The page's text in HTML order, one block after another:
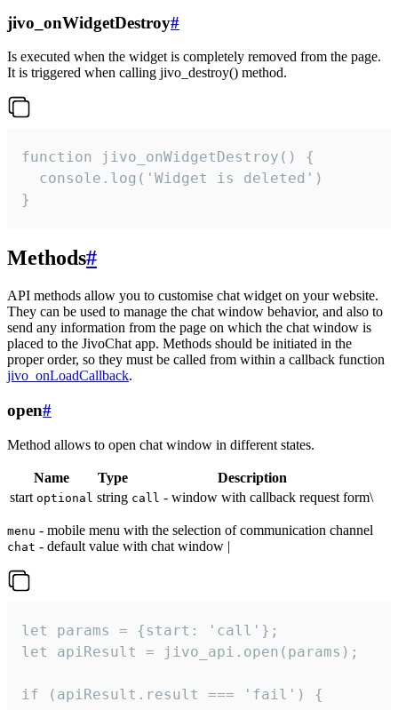
jivo_onWidgetDestroy#
Is executed when the widget is completely removed from the page.
It is triggered when calling jivo_destroy() method.
function jivo_onWidgetDestroy() {
  console.log('Widget is deleted')
}
Methods#
API methods allow you to customise chat widget on your website.
They can be used to manage the chat window behavior, and also to
send any information from the page on which the chat window is
placed to the JivoChat app. Methods should be initiated in the
proper order, so they must be called from within a callback function
jivo_onLoadCallback.
open#
Method allows to open chat window in different states.
Name Type
Description
start optional string call - window with callback request form\
menu - mobile menu with the selection of communication channel
chat - default value with chat window |
let params = {start: 'call'};
let apiResult = jivo_api.open(params);
if (apiResult.result === 'fail') {